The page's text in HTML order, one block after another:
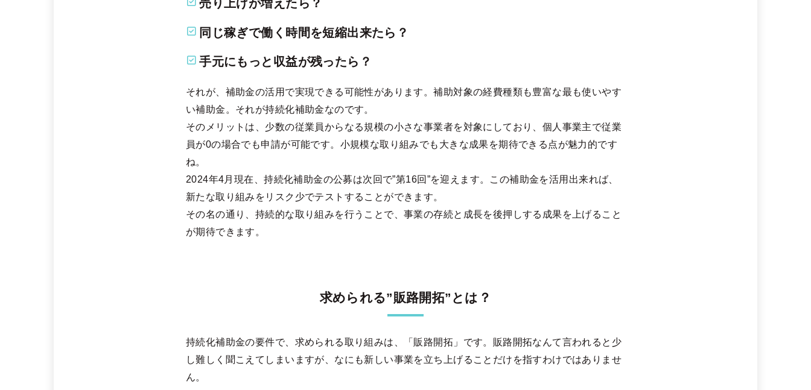
売り上げが増えたら？
同じ稼ぎで働く時間を短縮出来たら？
手元にもっと収益が残ったら？
それが、補助金の活用で実現できる可能性があります。補助対象の経費種類も豊富な最も使いやす
い補助金。それが持続化補助金なのです。
そのメリットは、少数の従業員からなる規模の小さな事業者を対象にしており、個人事業主で従業
員が0の場合でも申請が可能です。小規模な取り組みでも大きな成果を期待できる点が魅力的です
ね。
2024年4月現在、持続化補助金の公募は次回で”第16回”を迎えます。この補助金を活用出来れば、
新たな取り組みをリスク少でテストすることができます。
その名の通り、持続的な取り組みを行うことで、事業の存続と成長を後押しする成果を上げること
が期待できます。
求められる”販路開拓”とは？
持続化補助金の要件で、求められる取り組みは、「販路開拓」です。販路開拓なんて言われると少
し難しく聞こえてしまいますが、なにも新しい事業を立ち上げることだけを指すわけではありませ
ん。